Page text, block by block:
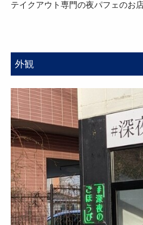
テイクアウト専門の夜パフェのお
外観